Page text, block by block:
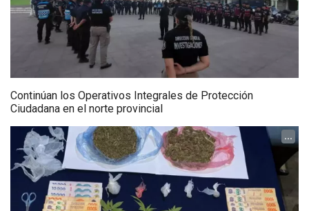
Continúan los Operativos Integrales de Protección
Ciudadana en el norte provincial
...